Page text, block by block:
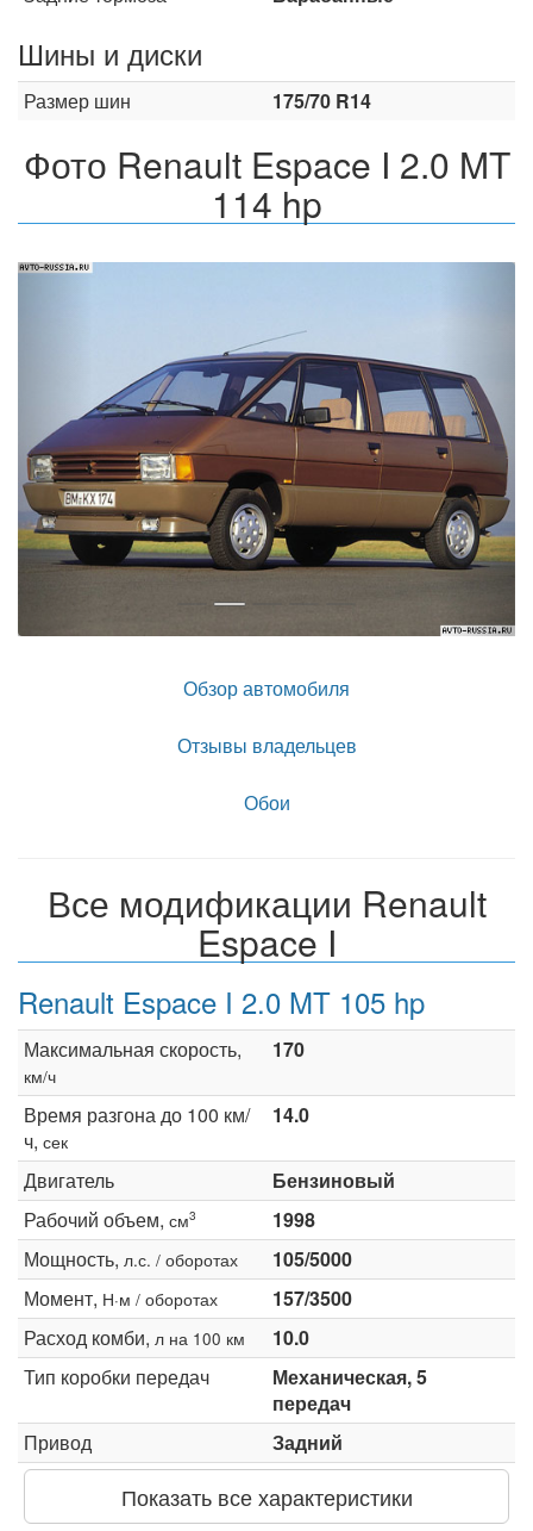
Шины и диски
Размер шин 175/70 R14
Фото Renault Espace I 2.0 MT
114 hp
Назад
Обзор автомобиля
Отзывы владельцев
Обои
Все модификации Renault
Espace I
Renault Espace I 2.0 MT 105 hp
Максимальная скорость,
км/ч
170
Время разгона до 100 км/
ч, сек
14.0
Двигатель
Бензиновый
Рабочий объем, см3
1998
Мощность, л.с. / оборотах
105/5000
Момент, Н·м / оборотах
157/3500
Расход комби, л на 100 км
10.0
Тип коробки передач
Механическая, 5
передач
Привод
Задний
Показать все характеристики